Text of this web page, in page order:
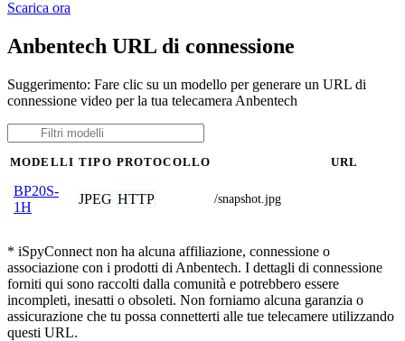
Scarica ora
Anbentech URL di connessione
Suggerimento: Fare clic su un modello per generare un URL di
connessione video per la tua telecamera Anbentech
MODELLI TIPO PROTOCOLLO URL
BP20S-
1H
JPEG HTTP /snapshot.jpg
* iSpyConnect non ha alcuna affiliazione, connessione o
associazione con i prodotti di Anbentech. I dettagli di connessione
forniti qui sono raccolti dalla comunità e potrebbero essere
incompleti, inesatti o obsoleti. Non forniamo alcuna garanzia o
assicurazione che tu possa connetterti alle tue telecamere utilizzando
questi URL.